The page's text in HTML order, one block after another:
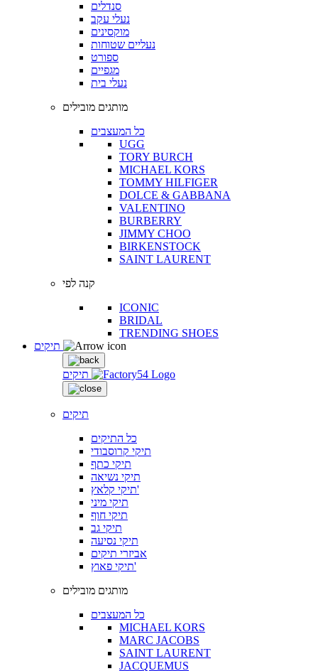
סנדלים
נעלי עקב
מוקסינים
נעליים שטוחות
ספורט
מגפיים
נעלי בית
מותגים מובילים
כל המעצבים
UGG
TORY BURCH
MICHAEL KORS
TOMMY HILFIGER
DOLCE & GABBANA
VALENTINO
BURBERRY
JIMMY CHOO
BIRKENSTOCK
SAINT LAURENT
קנה לפי
ICONIC
BRIDAL
TRENDING SHOES
תיקים
תיקים
כל התיקים
תיקי קרוסבודי
תיקי כתף
תיקי נשיאה
תיקי קלאץ'
תיקי מיני
תיקי חוף
תיקי גב
תיקי נסיעה
אביזרי תיקים
תיקי פאוץ'
מותגים מובילים
כל המעצבים
MICHAEL KORS
MARC JACOBS
SAINT LAURENT
JACQUEMUS